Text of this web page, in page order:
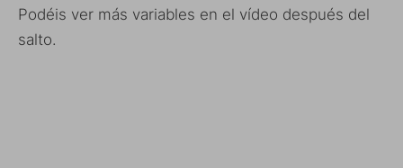
Podéis ver más variables en el vídeo después del
salto.